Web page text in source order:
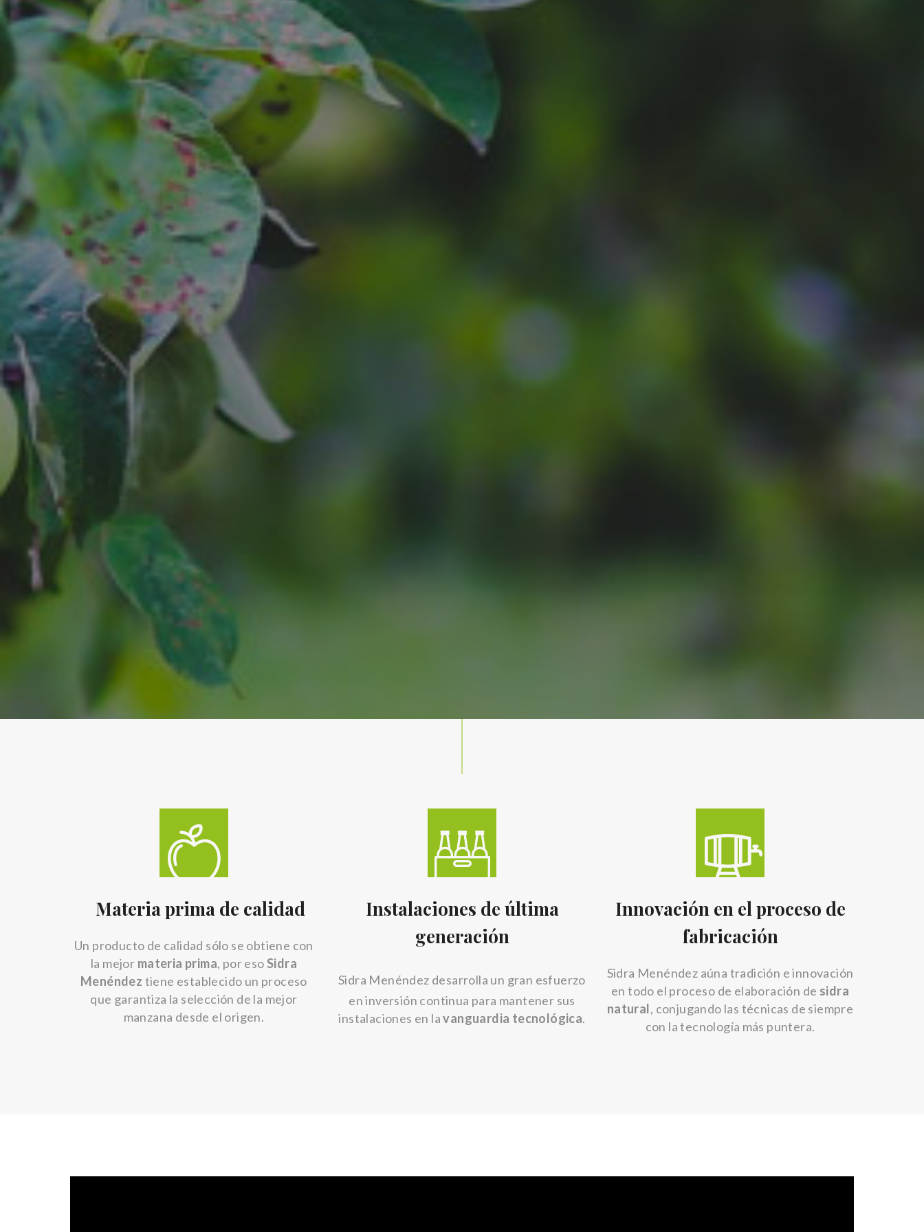
Materia prima de calidad
Un producto de calidad sólo se obtiene con
la mejor materia prima, por esoSidra
Menéndez tiene establecido un proceso
que garantiza la selección de la mejor
manzana desde el origen.
Instalaciones de última
generación
Sidra Menéndez desarrolla un gran esfuerzo
en inversión continua para mantener sus
instalaciones en lavanguardia tecnológica.
Innovación en el proceso de
fabricación
Sidra Menéndez aúna tradición e innovación
en todo el proceso de elaboración de sidra
natural, conjugando las técnicas de siempre
con la tecnología más puntera.